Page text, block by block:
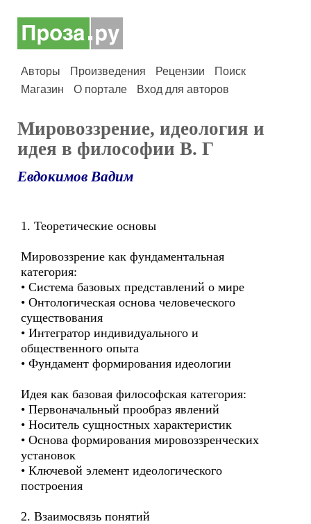
Авторы Произведения Рецензии
Поиск
Магазин
О портале Вход для авторов
Мировоззрение, идеология и
идея в философии В. Г
Евдокимов Вадим
1. Теоретические основы
Мировоззрение как фундаментальная
категория:
• Система базовых представлений о мире
• Онтологическая основа человеческого
существования
• Интегратор индивидуального и
общественного опыта
• Фундамент формирования идеологии
Идея как базовая философская категория:
• Первоначальный прообраз явлений
• Носитель сущностных характеристик
• Основа формирования мировоззренческих
установок
• Ключевой элемент идеологического
построения
2. Взаимосвязь понятий